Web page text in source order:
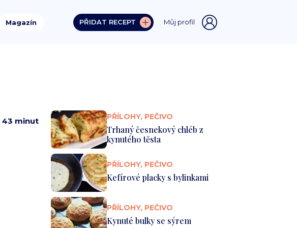
Magazín PŘIDAT RECEPT Můj profil
43 minut PŘÍLOHY, PEČIVO
Trhaný česnekový chléb z
kynutého těsta
PŘÍLOHY, PEČIVO
Kefírové placky s bylinkami
PŘÍLOHY, PEČIVO
Kynuté bulky se sýrem